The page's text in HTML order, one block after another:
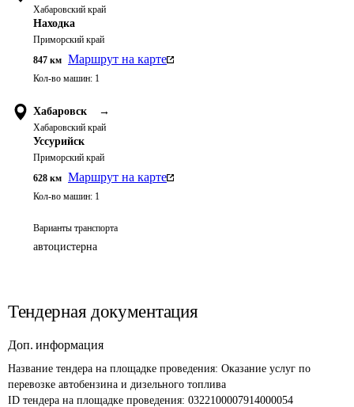
Хабаровский край
Находка
Приморский край
847 км Маршрут на карте
Кол-во машин: 1
Хабаровск →
Хабаровский край
Уссурийск
Приморский край
628 км Маршрут на карте
Кол-во машин: 1
Варианты транспорта
автоцистерна
Тендерная документация
Доп. информация
Название тендера на площадке проведения: Оказание услуг по
перевозке автобензина и дизельного топлива
ID тендера на площадке проведения: 0322100007914000054